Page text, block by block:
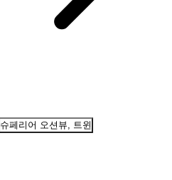
슈페리어 오션뷰, 트윈